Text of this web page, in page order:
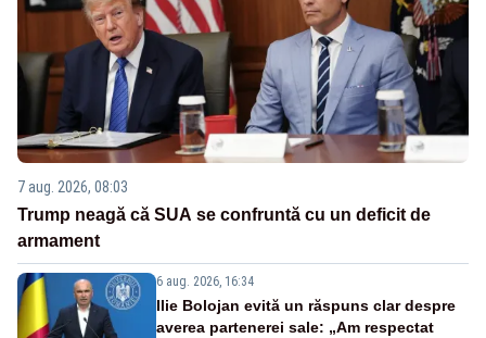
7 aug. 2026, 08:03
Trump neagă că SUA se confruntă cu un deficit de
armament
6 aug. 2026, 16:34
Ilie Bolojan evită un răspuns clar despre
averea partenerei sale: „Am respectat